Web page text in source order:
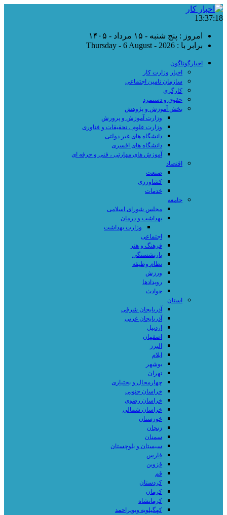
13:37:19
امروز : پنج شنبه - ۱۵ مرداد - ۱۴۰۵
برابر با : Thursday - 6 August - 2026
اخبارگوناگون
اخبار وزارت کار
سازمان تامین اجتماعی
کارگری
حقوق و دستمزد
بخش آموزش و پژوهش
وزارت آموزش و پرورش
وزارت علوم ، تحقیقات و فناوری
دانشگاه های غیر دولتی
دانشگاه های افسری
آموزش های مهارتی ، فنی و حرفه ای
اقتصاد
صنعت
کشاورزی
خدمات
جامعه
مجلس شورای اسلامی
بهداشت و درمان
وزارت بهداشت
اجتماعی
فرهنگ و هنر
بازنشستگی
نظام وظیفه
ورزش
رویدادها
حوادث
استان
آذربایجان شرقی
آذربایجان غربی
اردبیل
اصفهان
البرز
ایلام
بوشهر
تهران
چهارمحال و بختیاری
خراسان جنوبی
خراسان رضوی
خراسان شمالی
خوزستان
زنجان
سمنان
سیستان و بلوچستان
فارس
قزوین
قم
کردستان
کرمان
کرمانشاه
کهگیلویه وبویراحمد